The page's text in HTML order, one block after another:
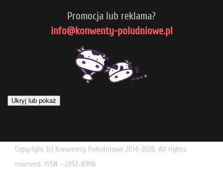
Promocja lub reklama?
info@konwenty-poludniowe.pl
Ukryj lub pokaż
Copyright (c) Konwenty Południowe 2014-2026. All rights
reserved. ISSN - 2353-8996